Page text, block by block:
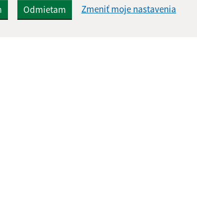
Odmietam Zmeniť moje nastavenia